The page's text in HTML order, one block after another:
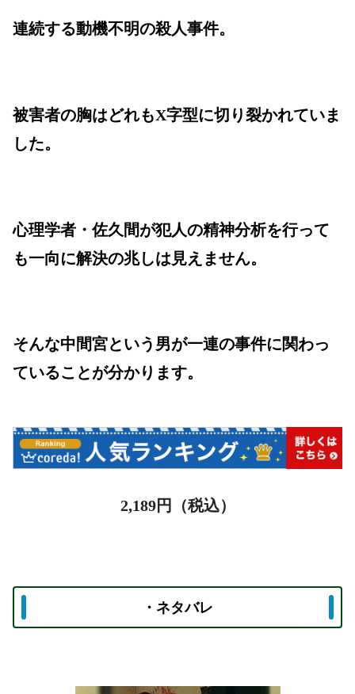
連続する動機不明の殺人事件。
被害者の胸はどれもX字型に切り裂かれていま
した。
心理学者・佐久間が犯人の精神分析を行って
も一向に解決の兆しは見えません。
そんな中間宮という男が一連の事件に関わっ
ていることが分かります。
2,189円（税込）
・ネタバレ